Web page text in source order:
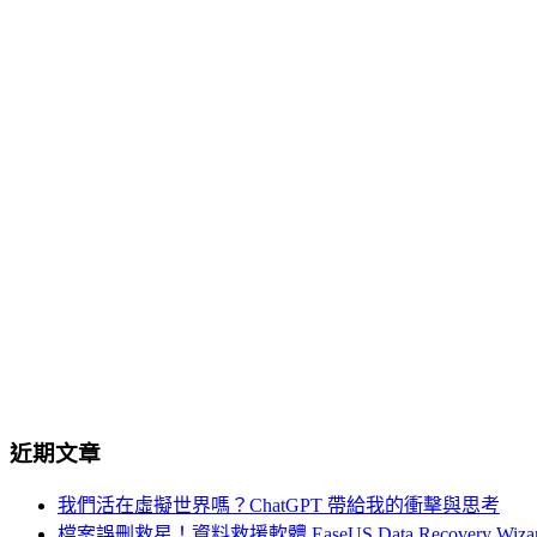
近期文章
我們活在虛擬世界嗎？ChatGPT 帶給我的衝擊與思考